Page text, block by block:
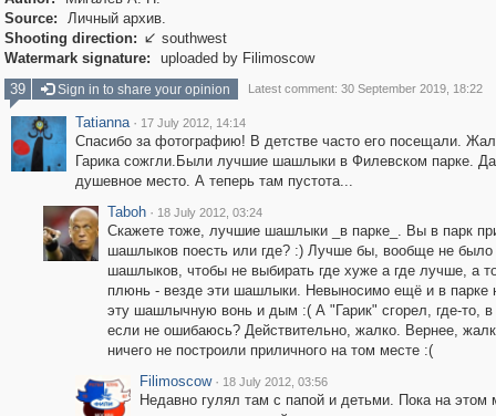
Source:
Личный архив.
Shooting direction:  southwest
Watermark signature:
uploaded by Filimoscow
39
Sign in to share your opinion Latest comment: 30 September 2019, 18:22
Tatianna · 17 July 2012, 14:14
Спасибо за фотографию! В детстве часто его посещали.
Гарика сожгли.Были лучшие шашлыки в Филевском парке. Да
душевное место. А теперь там пустота...
Taboh · 18 July 2012, 03:24
Скажете тоже, лучшие шашлыки _в парке_. Вы в парк
шашлыков поесть или где? :) Лучше бы, вообще не было
шашлыков, чтобы не выбирать где хуже а где лучше, а
плюнь - везде эти шашлыки. Невыносимо ещё и в парке
эту шашлычную вонь и дым :( А "Гарик" сгорел, где-то, в
если не ошибаюсь? Действительно, жалко. Вернее,
ничего не построили приличного на том месте :(
Filimoscow · 18 July 2012, 03:56
Недавно гулял там с папой и детьми. Пока на этом